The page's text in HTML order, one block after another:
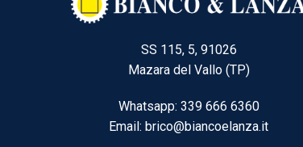
SS 115, 5, 91026
Mazara del Vallo (TP)
Whatsapp: 339 666 6360
Email: brico@biancoelanza.it